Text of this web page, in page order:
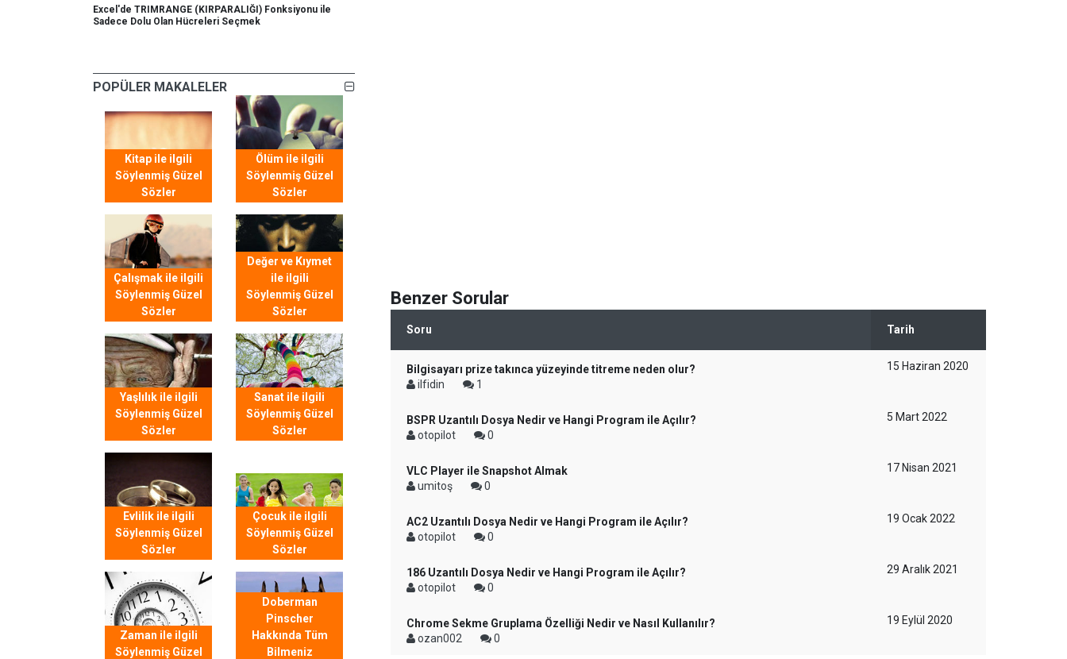
Excel'de TRIMRANGE (KIRPARALIĞI) Fonksiyonu ile
Sadece Dolu Olan Hücreleri Seçmek
POPÜLER MAKALELER
Kitap ile ilgili
Söylenmiş Güzel
Sözler
Ölüm ile ilgili
Söylenmiş Güzel
Sözler
Çalışmak ile ilgili
Söylenmiş Güzel
Sözler
Değer ve Kıymet
ile ilgili
Söylenmiş Güzel
Sözler
Yaşlılık ile ilgili
Söylenmiş Güzel
Sözler
Sanat ile ilgili
Söylenmiş Güzel
Sözler
Evlilik ile ilgili
Söylenmiş Güzel
Sözler
Çocuk ile ilgili
Söylenmiş Güzel
Sözler
Zaman ile ilgili
Söylenmiş Güzel
Doberman
Pinscher
Hakkında Tüm
Bilmeniz
Benzer Sorular
Soru Tarih
Bilgisayarı prize takınca yüzeyinde titreme neden olur?
ilfidin
1
15 Haziran 2020
BSPR Uzantılı Dosya Nedir ve Hangi Program ile Açılır?
otopilot
0
5 Mart 2022
VLC Player ile Snapshot Almak
umitoş
0
17 Nisan 2021
AC2 Uzantılı Dosya Nedir ve Hangi Program ile Açılır?
otopilot
0
19 Ocak 2022
186 Uzantılı Dosya Nedir ve Hangi Program ile Açılır?
otopilot
0
29 Aralık 2021
Chrome Sekme Gruplama Özelliği Nedir ve Nasıl Kullanılır?
ozan002
0
19 Eylül 2020